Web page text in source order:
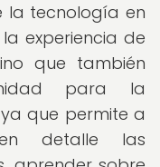
la tecnología en
experiencia de
que también
para la
que permite a
detalle las